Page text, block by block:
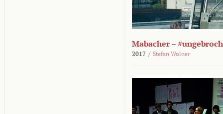
Mabacher –
2017 / Stefan Wolner